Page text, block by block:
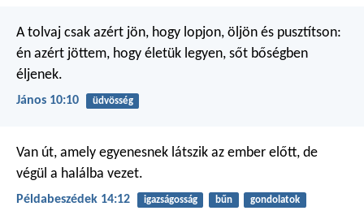
A tolvaj csak azért jön, hogy lopjon, öljön és pusztítson:
én azért jöttem, hogy életük legyen, sőt bőségben
éljenek.
János 10:10 üdvösség
Van út, amely egyenesnek látszik az ember előtt, de
végül a halálba vezet.
Példabeszédek 14:12 igazságosság bűn gondolatok